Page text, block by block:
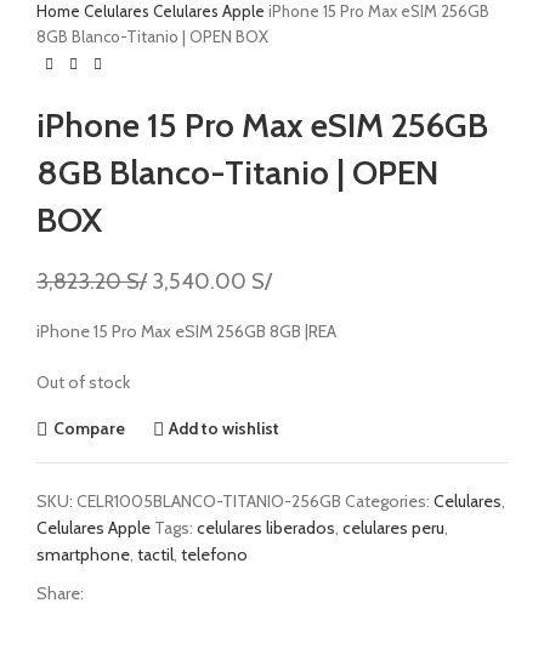
Home Celulares Celulares Apple iPhone 15 Pro Max eSIM 256GB
8GB Blanco-Titanio | OPEN BOX
iPhone 15 Pro Max eSIM 256GB
8GB Blanco-Titanio | OPEN
BOX
3,823.20S/ 3,540.00 S/
iPhone 15 Pro Max eSIM 256GB 8GB |REA
Out of stock
Compare Add to wishlist
SKU: CELR1005BLANCO-TITANIO-256GB Categories: Celulares
Celulares Apple Tags: celulares liberados celulares peru
smartphone tactil telefono
Share: